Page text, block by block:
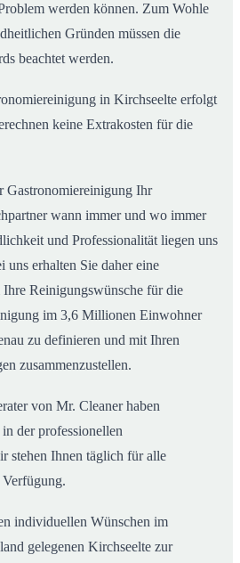
werden können. Zum Wohle
Gründen müssen die
beachtet werden.
in Kirchseelte erfolgt
keine Extrakosten für die
Gastronomiereinigung Ihr
wann immer und wo immer
und Professionalität liegen uns
uns erhalten Sie daher eine
Reinigungswünsche für die
im 3,6 Millionen Einwohner
zu definieren und mit Ihren
zusammenzustellen.
von Mr. Cleaner haben
der professionellen
stehen Ihnen täglich für alle
individuellen Wünschen im
gelegenen Kirchseelte zur